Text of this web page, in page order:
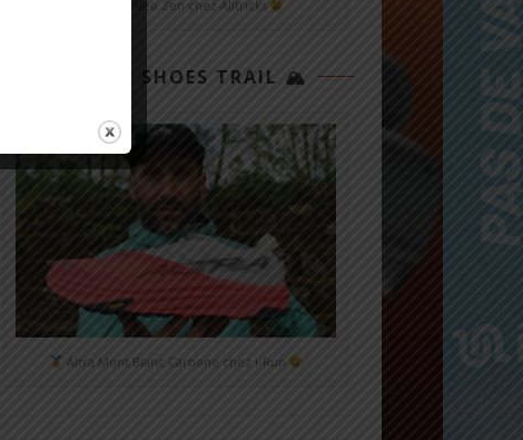
Mizuno Neo Zen chez Alltricks
TOP 3 SHOES TRAIL 🏔
Altra Mont Blanc Carbone chez i-Run